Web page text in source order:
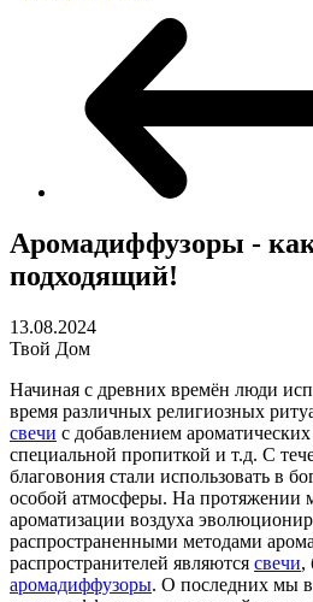
Аромадиффузоры -
подходящий!
13.08.2024
Твой Дом
Начиная с древних времён люди
время различных религиозных
свечи с добавлением
специальной пропиткой и т.д. С
благовония стали использовать в
особой атмосферы. На протяжении
ароматизации воздуха
распространенными методами
распространителей являются свечи,
аромадиффузоры. О последних мы